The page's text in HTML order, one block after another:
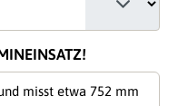
misst etwa 752 mm